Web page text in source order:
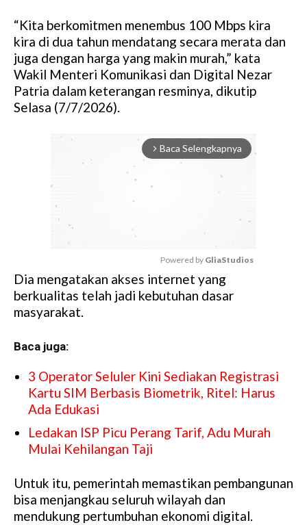
“Kita berkomitmen menembus 100 Mbps kira
kira di dua tahun mendatang secara merata dan
juga dengan harga yang makin murah,” kata
Wakil Menteri Komunikasi dan Digital Nezar
Patria dalam keterangan resminya, dikutip
Selasa (7/7/2026).
arrow_forward_ios Baca Selengkapnya
M
u
Powered by GliaStudios
Dia mengatakan akses internet yang
berkualitas telah jadi kebutuhan dasar
masyarakat.
Baca juga:
3 Operator Seluler Kini Sediakan Registrasi
Kartu SIM Berbasis Biometrik, Ritel: Harus
Ada Edukasi
Ledakan ISP Picu Perang Tarif, Adu Murah
Mulai Kehilangan Taji
Untuk itu, pemerintah memastikan pembangunan
bisa menjangkau seluruh wilayah dan
mendukung pertumbuhan ekonomi digital.